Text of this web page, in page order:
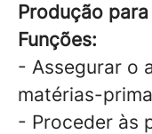
Produção
Funções:
- Assegurar o
matérias-
- Proceder às